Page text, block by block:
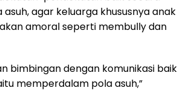
agar keluarga khususnya anak
amoral seperti membully dan
bimbingan dengan komunikasi baik
memperdalam pola asuh,”